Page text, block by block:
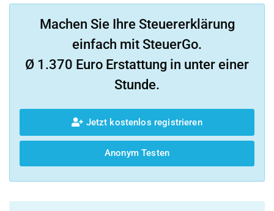
Machen Sie Ihre Steuererklärung
einfach mit SteuerGo.
Ø 1.370 Euro Erstattung in unter einer
Stunde.
Jetzt kostenlos registrieren
Anonym Testen